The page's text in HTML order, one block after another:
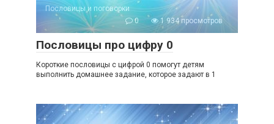
Пословицы и поговорки
0
1 934 просмотров
Пословицы про цифру 0
Короткие пословицы с цифрой 0 помогут детям
выполнить домашнее задание, которое задают в 1